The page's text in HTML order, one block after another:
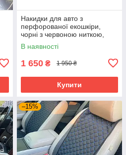
Накидки для авто з
перфорованої екошкіри,
чорні з червоною ниткою,
преміум, 2 передніх
В наявності
1 650 ₴ 1 950 ₴
Купити
–15%